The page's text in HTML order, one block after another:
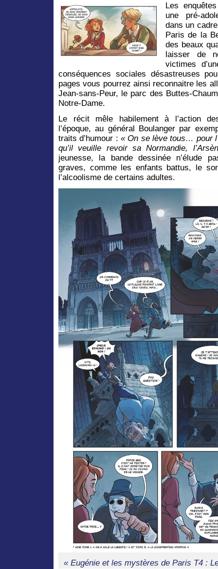
Les
une pré-
dans un
Paris de la
des beaux
laisser de
victimes
conséquences sociales désastreuses
pages vous pourrez ainsi reconnaitre les
Jean-sans-Peur, le parc des Buttes-
Notre-Dame.
Le récit mêle habilement à l’action
l’époque, au général Boulanger par
traits d’humour : « On se lève tous… pour
qu’il veuille revoir sa Normandie,
jeunesse, la bande dessinée n’élude
graves, comme les enfants battus, le
l’alcoolisme de certains adultes.
« Eugénie et les mystères de Paris T4 :